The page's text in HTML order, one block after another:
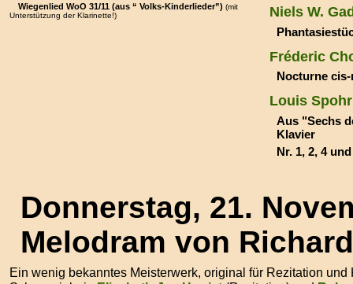
Wiegenlied WoO 31/11 (aus “ Volks-Kinderlieder”) (mit
Unterstützung der Klarinette!)
Niels W.
Fréderic
Nocturne
Louis
Aus "Sechs
Klavier
Nr. 1, 2, 4
Donnerstag, 21.
Melodram von
Ein wenig bekanntes Meisterwerk, original für Rezitation und